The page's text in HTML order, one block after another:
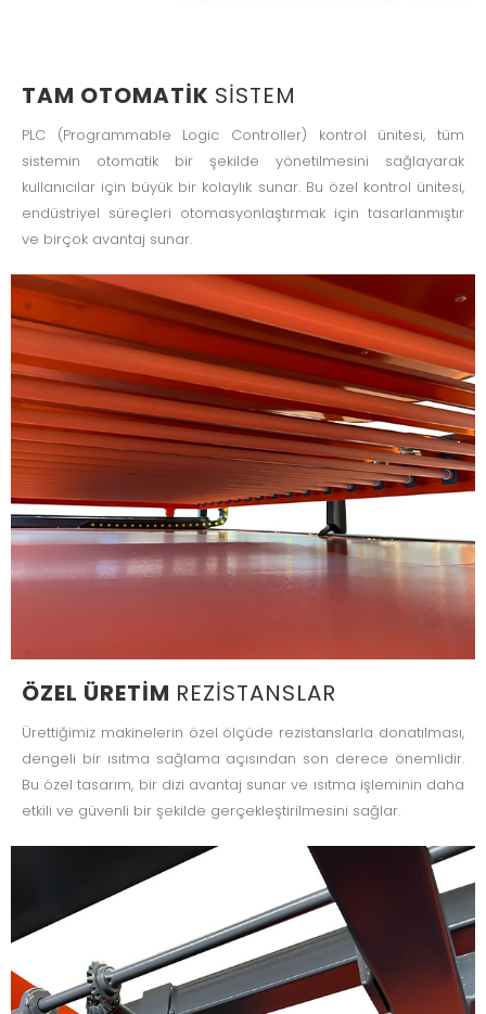
TAM OTOMATIK SISTEM
PLC (Programmable Logic Controller) kontrol ünitesi, tüm
sistemin otomatik bir şekilde yönetilmesini sağlayarak
kullanıcılar için büyük bir kolaylık sunar. Bu özel kontrol ünitesi,
endüstriyel süreçleri otomasyonlaştırmak için tasarlanmıştır
ve birçok avantaj sunar.
ÖZEL ÜRETIM REZISTANSLAR
Ürettiğimiz makinelerin özel ölçüde rezistanslarla donatılması,
dengeli bir ısıtma sağlama açısından son derece önemlidir.
Bu özel tasarım, bir dizi avantaj sunar ve ısıtma işleminin daha
etkili ve güvenli bir şekilde gerçekleştirilmesini sağlar.